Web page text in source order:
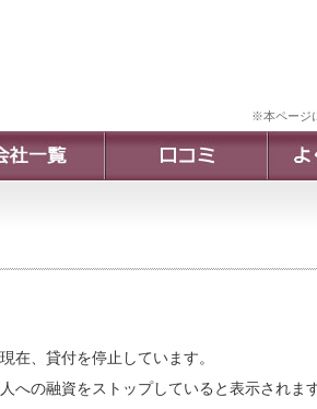
※本ページ
在、貸付を停止しています。
への融資をストップしていると表示されます